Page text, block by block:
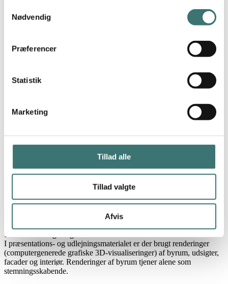
Nødvendig
Præferencer
Statistik
Marketing
Tillad alle
Tillad valgte
Afvis
1. Visualiseringer og viste materialer
I præsentations- og udlejningsmaterialet er der brugt renderinger
(computergenerede grafiske 3D-visualiseringer) af byrum, udsigter,
facader og interiør. Renderinger af byrum tjener alene som
stemningsskabende.